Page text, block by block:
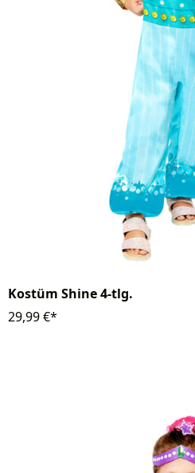
Kostüm Shine 4-tlg.
29,99 €*